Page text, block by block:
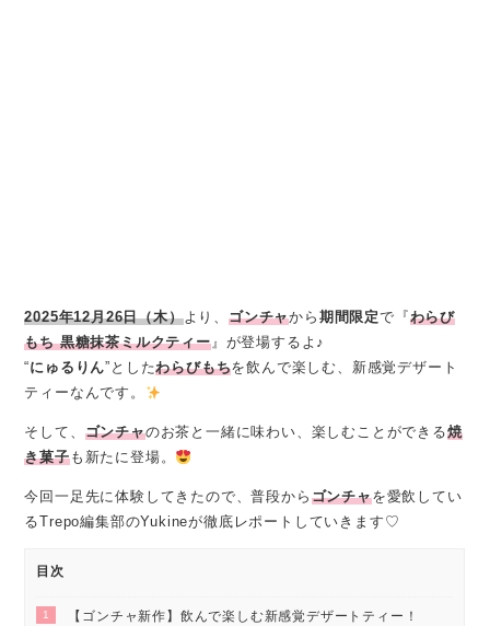
2025年12月26日（木）より、 ゴンチャから 期間限定で『わらび
もち 黒糖抹茶ミルクティー』が登場するよ♪
“にゅるりん”としたわらびもちを飲んで楽しむ、新感覚デザート
ティーなんです。
そして、 ゴンチャのお茶と一緒に味わい、楽しむことができる焼
き菓子も新たに登場。
今回一足先に体験してきたので、普段から ゴンチャを愛飲してい
るTrepo編集部のYukineが徹底レポートしていきます♡
目次
1 【ゴンチャ新作】飲んで楽しむ新感覚デザートティー！